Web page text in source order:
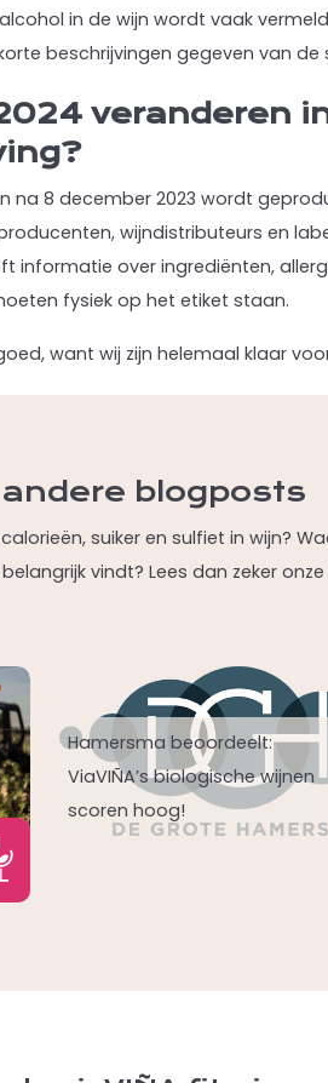
in de wijn wordt vaak
beschrijvingen gegeven van
veranderen
na 8 december 2023 wordt
wijndistributeurs en
informatie over ingrediënten,
fysiek op het etiket staan.
want wij zijn helemaal klaar
blogposts
suiker en sulfiet in wijn?
vindt? Lees dan zeker
Hamersma beoordeelt:
ViaVIÑA’s biologische wijnen
scoren hoog!